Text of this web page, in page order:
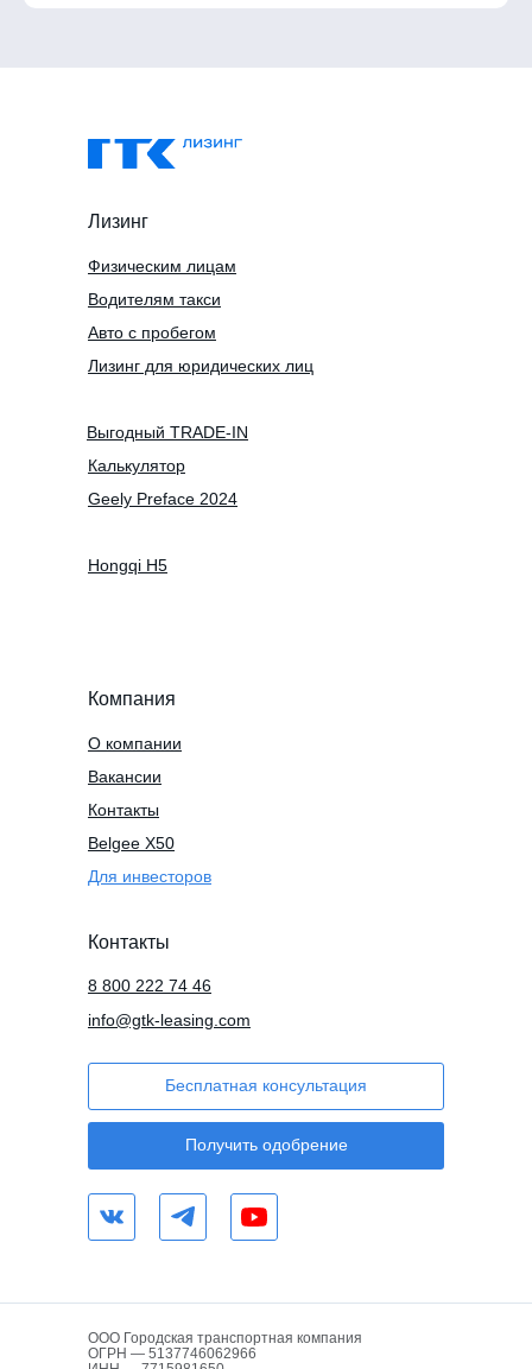
Компания
О компании
Вакансии
Контакты
Для инвесторов
Контакты
info@gtk-leasing.com
Бесплатная консультация
Лизинг
Водителям такси
Физическим лицам
Получить одобрение
Авто с пробегом
Belgee X50
Лизинг для юридических лиц
Калькулятор
Hongqi H5
8 800 222 74 46
Выгодный TRADE-IN
Geely Preface 2024
ООО Городская транспортная компания
ОГРН — 5137746062966